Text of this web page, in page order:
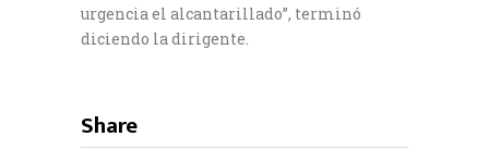
urgencia el alcantarillado”, terminó
diciendo la dirigente.
Share